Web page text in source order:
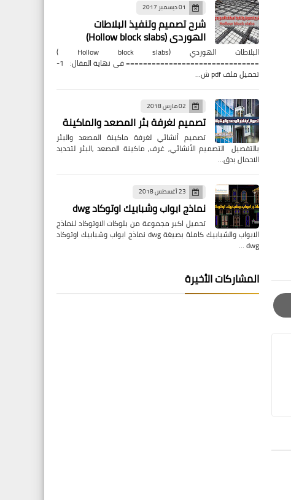
01 ديسمبر 2017
شرح تصميم وتنفيذ البلاطات
الهوردى (Hollow block slabs)
البلاطات الهوردي (Hollow block slabs )
=============================== فى نهاية المقال: 1-
تحميل ملف pdf ش…
02 مارس 2018
تصميم لغرفة بئر المصعد والماكينة
تصميم أنشائي لغرفة ماكينة المصعد والبئر
بالتفصيل التصميم الأنشائي, غرف, ماكينة المصعد ,البئر لتحديد
الاحمال بدق…
23 أغسطس 2018
نماذج ابواب وشبابيك اوتوكاد dwg
تحميل اكبر مجموعة من بلوكات الاوتوكاد لنماذج
الابواب والشبابيك كاملة بصيغة dwg نماذج ابواب وشبابيك اوتوكاد
dwg …
المشاركات الأخيرة